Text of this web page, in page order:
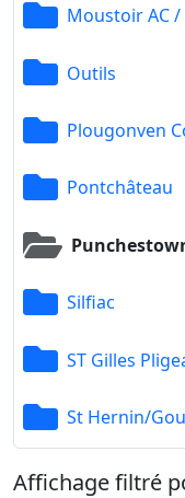
Moustoir AC
Outils
Plougonven
Pontchâteau
Silfiac
ST Gilles
St Hernin/
Affichage filtré